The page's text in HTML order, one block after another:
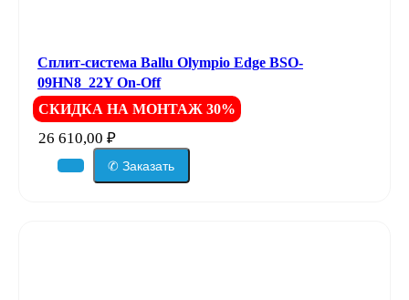
Сплит-система Ballu Olympio Edge BSO-
09HN8_22Y On-Off
СКИДКА НА МОНТАЖ 30%
26 610,00 ₽
✆ Заказать